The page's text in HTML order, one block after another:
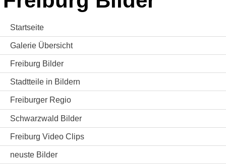
Startseite
Galerie Übersicht
Freiburg Bilder
Stadtteile in Bildern
Freiburger Regio
Schwarzwald Bilder
Freiburg Video Clips
neuste Bilder